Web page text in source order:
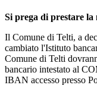
Si prega di prestare la
Il Comune di Telti, a
cambiato l'Istituto
Comune di Telti
bancario intestato al
IBAN accesso presso